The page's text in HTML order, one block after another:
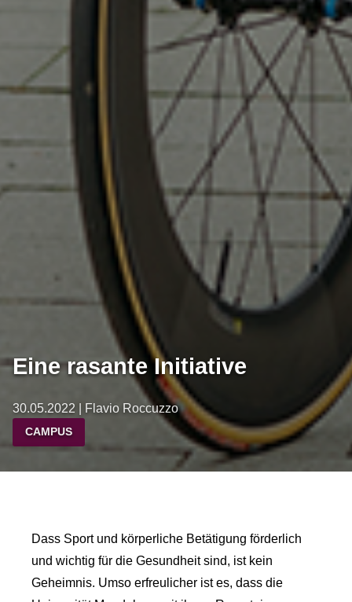
Eine rasante Initiative
30.05.2022 | Flavio Roccuzzo
CAMPUS
Dass Sport und körperliche Betätigung förderlich
und wichtig für die Gesundheit sind, ist kein
Geheimnis. Umso erfreulicher ist es, dass die